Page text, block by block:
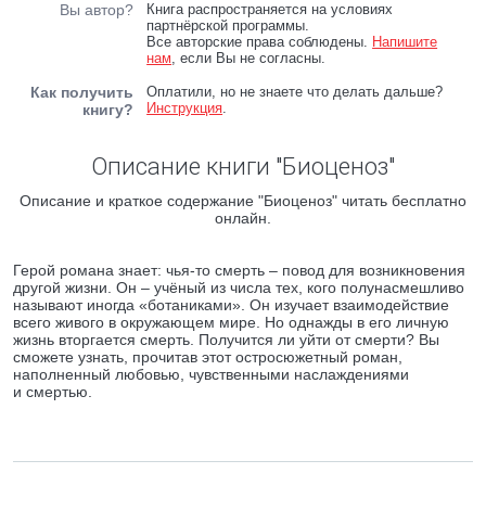
Вы автор?
Книга распространяется на условиях
партнёрской программы.
Все авторские права соблюдены. Напишите
нам, если Вы не согласны.
Как получить
книгу?
Оплатили, но не знаете что делать дальше?
Инструкция.
Описание книги "Биоценоз"
Описание и краткое содержание "Биоценоз" читать бесплатно
онлайн.
Герой романа знает: чья-то смерть – повод для возникновения
другой жизни. Он – учёный из числа тех, кого полунасмешливо
называют иногда «ботаниками». Он изучает взаимодействие
всего живого в окружающем мире. Но однажды в его личную
жизнь вторгается смерть. Получится ли уйти от смерти? Вы
сможете узнать, прочитав этот остросюжетный роман,
наполненный любовью, чувственными наслаждениями
и смертью.